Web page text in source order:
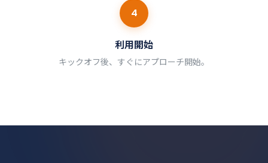
4
利用開始
キックオフ後、すぐにアプローチ開始。